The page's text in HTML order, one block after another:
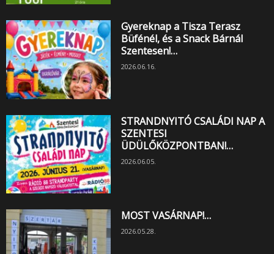
Gyereknap a Tisza Terasz
Büfénél, és a Snack Bárnál
Szentesen!…
2026.06.16.
STRANDNYITÓ CSALÁDI NAP A
SZENTESI
ÜDÜLŐKÖZPONTBAN!…
2026.06.05.
MOST VASÁRNAP!…
2026.05.28.